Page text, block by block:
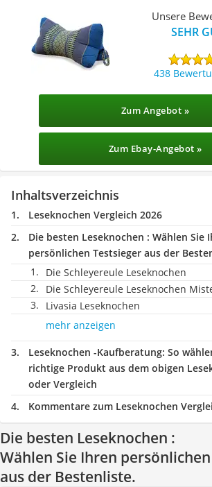
Unsere
SEHR
438
Zum Angebot »
Zum Ebay-Angebot »
Inhaltsverzeichnis
Leseknochen Vergleich 2026
Die besten Leseknochen : Wählen Sie
persönlichen Testsieger aus der
Die Schleyereule Leseknochen
Die Schleyereule Leseknochen
Livasia Leseknochen
mehr anzeigen
Leseknochen -Kaufberatung: So
richtige Produkt aus dem obigen
oder Vergleich
Kommentare zum Leseknochen
Die besten Leseknochen :
Wählen Sie Ihren
aus der Bestenliste.